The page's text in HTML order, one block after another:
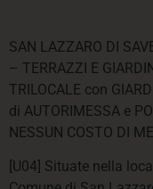
SAN LAZZARO DI
– TERRAZZI E
TRILOCALE con
di AUTORIMESSA e
NESSUN COSTO DI
[U04] Situate nella